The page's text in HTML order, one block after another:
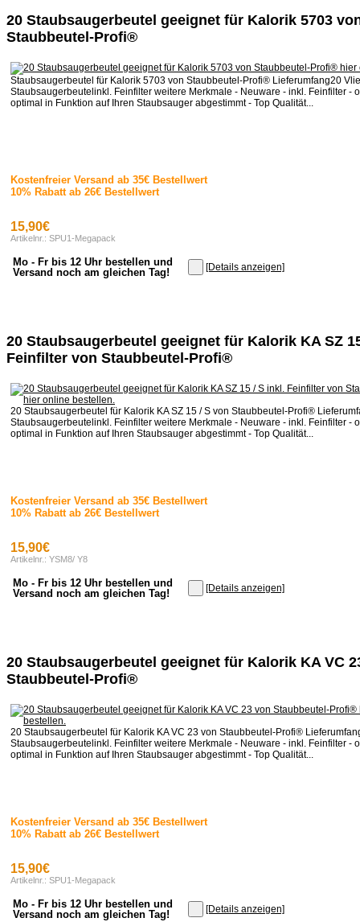
20 Staubsaugerbeutel geeignet für Kalorik 5703
Staubbeutel-Profi®
Staubsaugerbeutel für Kalorik 5703 von Staubbeutel-Profi® Lieferumfang20
Staubsaugerbeutelinkl. Feinfilter weitere Merkmale - Neuware - inkl. Feinfilter -
optimal in Funktion auf Ihren Staubsauger abgestimmt - Top Qualität...
Kostenfreier Versand ab 35€ Bestellwert
10% Rabatt ab 26€ Bestellwert
15,90€
Artikelnr.: SPU1-Megapack
Mo - Fr bis 12 Uhr bestellen und
Versand noch am gleichen Tag!
[Details anzeigen]
20 Staubsaugerbeutel geeignet für Kalorik KA SZ
Feinfilter von Staubbeutel-Profi®
20 Staubsaugerbeutel für Kalorik KA SZ 15 / S von Staubbeutel-Profi®
Staubsaugerbeutelinkl. Feinfilter weitere Merkmale - Neuware - inkl. Feinfilter -
optimal in Funktion auf Ihren Staubsauger abgestimmt - Top Qualität...
Kostenfreier Versand ab 35€ Bestellwert
10% Rabatt ab 26€ Bestellwert
15,90€
Artikelnr.: YSM8/ Y8
Mo - Fr bis 12 Uhr bestellen und
Versand noch am gleichen Tag!
[Details anzeigen]
20 Staubsaugerbeutel geeignet für Kalorik KA VC
Staubbeutel-Profi®
20 Staubsaugerbeutel für Kalorik KA VC 23 von Staubbeutel-Profi®
Staubsaugerbeutelinkl. Feinfilter weitere Merkmale - Neuware - inkl. Feinfilter -
optimal in Funktion auf Ihren Staubsauger abgestimmt - Top Qualität...
Kostenfreier Versand ab 35€ Bestellwert
10% Rabatt ab 26€ Bestellwert
15,90€
Artikelnr.: SPU1-Megapack
Mo - Fr bis 12 Uhr bestellen und
Versand noch am gleichen Tag!
[Details anzeigen]